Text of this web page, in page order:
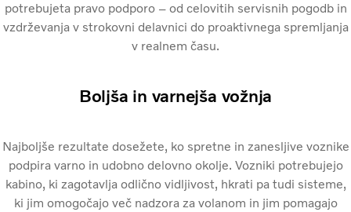
potrebujeta pravo podporo – od celovitih servisnih pogodb in
vzdrževanja v strokovni delavnici do proaktivnega spremljanja
v realnem času.
Boljša in varnejša vožnja
Najboljše rezultate dosežete, ko spretne in zanesljive voznike
podpira varno in udobno delovno okolje. Vozniki potrebujejo
kabino, ki zagotavlja odlično vidljivost, hkrati pa tudi sisteme,
ki jim omogočajo več nadzora za volanom in jim pomagajo